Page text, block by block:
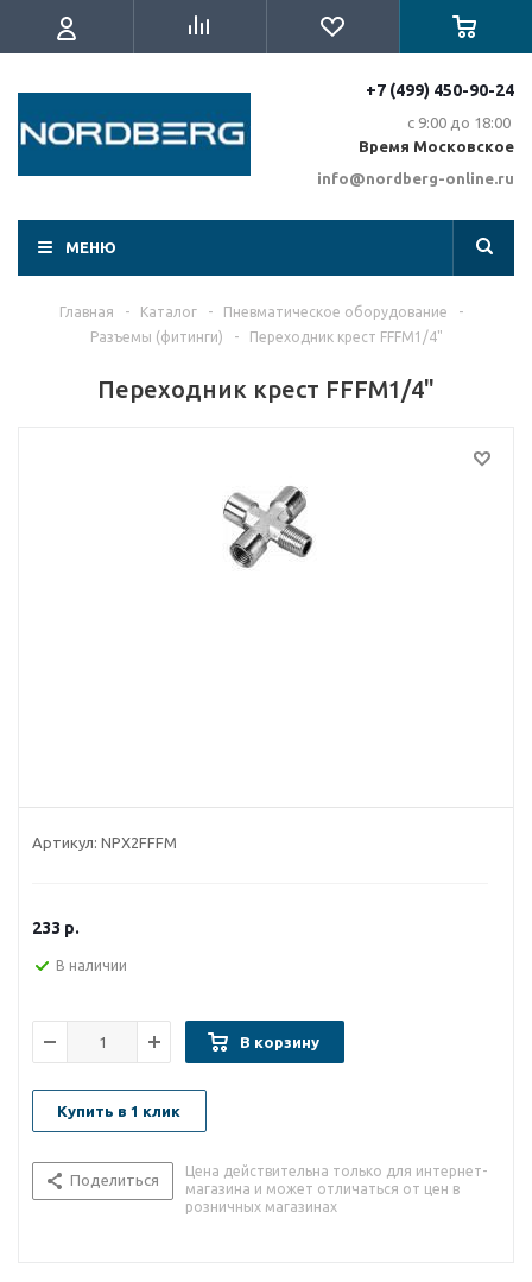
+7 (499) 450-90-24
с 9:00 до 18:00
Время Московское
info@nordberg-online.ru
МЕНЮ
Главная - Каталог - Пневматическое оборудование
-
Разъемы (фитинги)
- Переходник крест FFFМ1/4"
Переходник крест FFFМ1/4"
Артикул: NPX2FFFM
233 р.
В наличии
В корзину
Купить в 1 клик
Поделиться
Цена действительна только для интернет-
магазина и может отличаться от цен в
розничных магазинах